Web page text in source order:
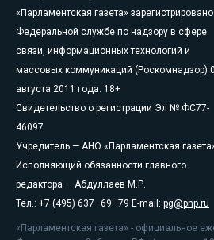
«Парламентская газета»
Федеральной службе по надзору в сфере
связи, информационных технологий и
массовых коммуникаций (Роскомнадзор)
августа 2011 года. 18+
Свидетельство о регистрации Эл № ФС77-
46097
Учредитель — АНО «Парламентская
Исполняющий обязанности главного
редактора — Абдуллаев М.Р.
Тел.: +7 (495) 637–69–79 E-mail: pg@pnp.ru
«Парламентская газета» - официальное